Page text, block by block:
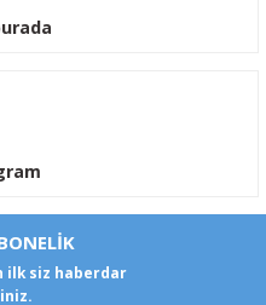
ilk siz haberdar